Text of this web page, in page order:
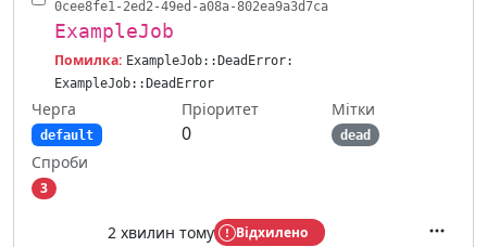
0cee8fe1-2ed2-49ed-a08a-802ea9a3d7ca
ExampleJob
Помилка: ExampleJob::DeadError:
ExampleJob::DeadError
Черга
default
Пріоритет
0
Мітки
dead
Спроби
3
2 хвилин тому Відхилено